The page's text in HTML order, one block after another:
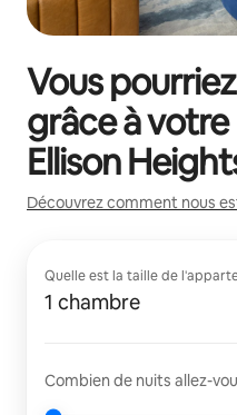
Vous
grâce à
Ellison
Découvrez comment nous
Quelle est la taille de
1 chambre
Combien de nuits allez-